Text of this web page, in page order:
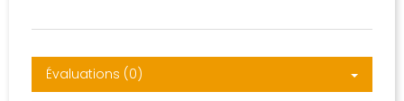
Évaluations (0)